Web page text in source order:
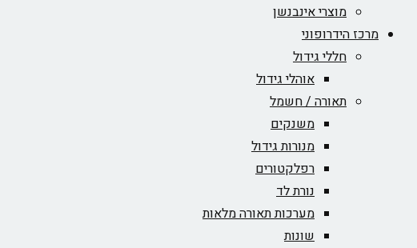
מוצרי אינבנשן
מרכז הידרופוני
חללי גידול
אוהלי גידול
תאורה / חשמל
משנקים
מנורות גידול
רפלקטורים
נורת לד
מערכות תאורה מלאות
שונות